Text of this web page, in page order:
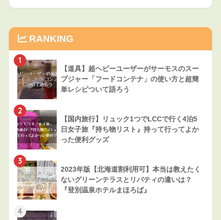
RANKING
1
【道具】超ヘビーユーザーがサーモスのスー
プジャー「フードコンテナ」の使い方と超簡
単レシピついて語ろう
2
【国内旅行】リュック1つでLCCで行く4泊5
日女子旅『持ち物リスト』持って行ってよか
った便利グッズ
3
2023年版【北海道割利用可】本当は教えたく
ないグリーンテラスとリバティの違いは？
『登別温泉ホテルまほろば』
4